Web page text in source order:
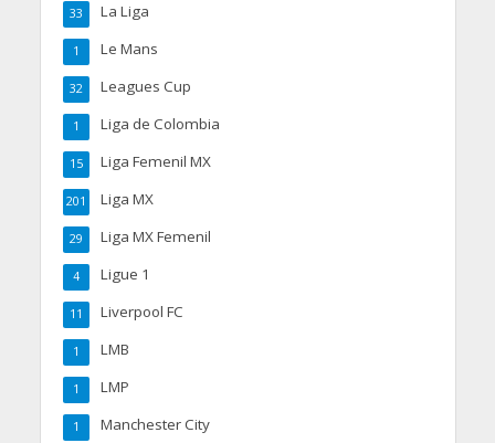
La Liga
33
Le Mans
1
Leagues Cup
32
Liga de Colombia
1
Liga Femenil MX
15
Liga MX
201
Liga MX Femenil
29
Ligue 1
4
Liverpool FC
11
LMB
1
LMP
1
Manchester City
1